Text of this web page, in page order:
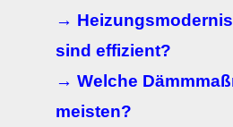
→
sind effizient?
→ Welche
meisten?